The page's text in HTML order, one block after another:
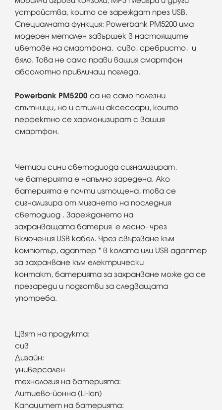
устройства, които се зареждат през USB.
Специалната функция: Powerbank PM5200 има
модерен метален завършек в настоящите
цветове на смартфона, сиво, сребристо, и
бяло. Това не само прави вашия смартфон
абсолютно привличащ погледа.
Powerbank PM5200 са не само полезни
спътници, но и стилни аксесоари, които
перфектно се хармонизират с вашия
смартфон.
Четири сини светодиода сигнализират,
че батерията е напълно заредена. Ако
батерията е почти изтощена, това се
сигнализира от мигането на последния
светодиод . Зареждането на
захранващата батерия е лесно- чрез
включения USB кабел. Чрез свързване към
компютър, адаптер * в колата или USB адаптер
за захранване към електрически
контакт, батерията за захранване може да се
презареди и подготви за следващата
употреба.
Цвят на продукта:
сив
Дизайн:
универсален
технология на батерията:
Литиево-йонна (Li-Ion)
Капацитет на батерията: